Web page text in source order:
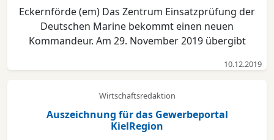
Eckernförde (em) Das Zentrum Einsatzprüfung der
Deutschen Marine bekommt einen neuen
Kommandeur. Am 29. November 2019 übergibt
über das in der Marine einzigartige Zentrum an
wechselt aus dem Kommando Info...
10.12.2019
Wirtschaftsredaktion
Auszeichnung für das Gewerbeportal
KielRegion